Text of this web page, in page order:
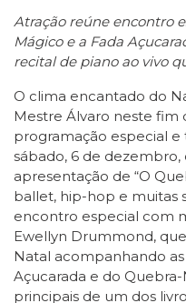
Atração reúne encontro
Mágico e a Fada
recital de piano ao vivo
O clima encantado do
Mestre Álvaro neste fim
programação especial
sábado, 6 de
apresentação de “O
ballet, hip-hop e muitas
encontro especial com
Ewellyn Drummond,
Natal acompanhando
Açucarada e do
principais de um dos